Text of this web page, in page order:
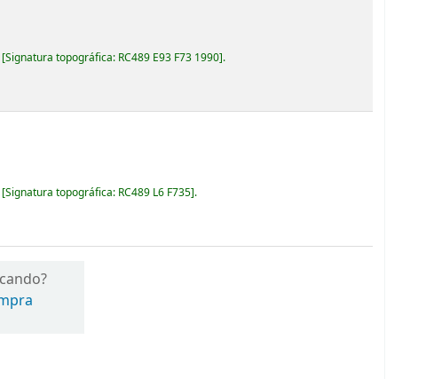
Signatura topográfica: RC489 E93 F73 1990 .
Signatura topográfica: RC489 L6 F735 .